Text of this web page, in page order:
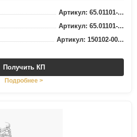
Артикул: 65.01101-...
Артикул: 65.01101-...
Артикул: 150102-00...
Получить КП
Подробнее >